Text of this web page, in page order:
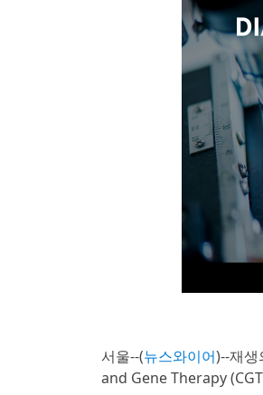
서울--(뉴스와이어)--재생
and Gene Therapy